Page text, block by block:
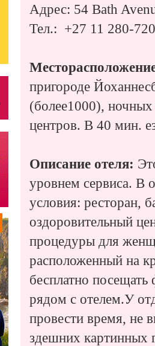
Адрес: 54 Bath
Тел.: +27 11 280-
пригороде
(более1000), ночных
центров. В 40 мин.
Описание отеля:
уровнем сервиса. В
условия: ресторан,
оздоровительный
процедуры для
расположенный на
бесплатно
рядом с отелем.У
провести время, не
здешних картинных